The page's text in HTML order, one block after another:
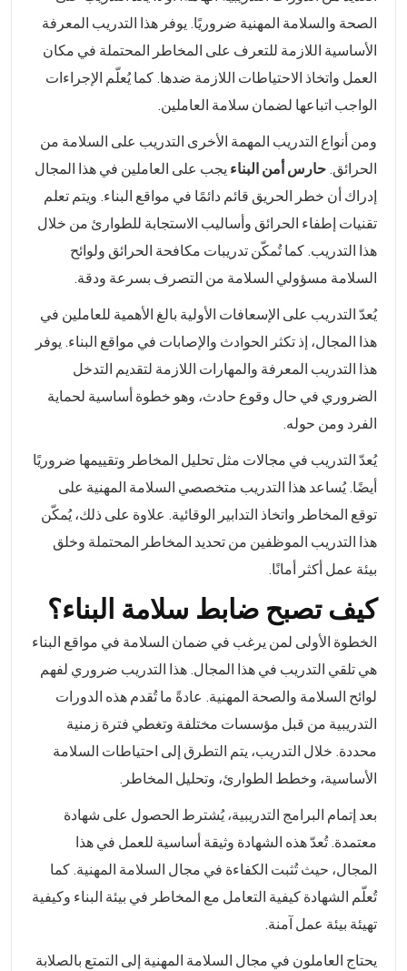
الصحة والسلامة المهنية ضروريًا. يوفر هذا التدريب المعرفة
الأساسية اللازمة للتعرف على المخاطر المحتملة في مكان
العمل واتخاذ الاحتياطات اللازمة ضدها. كما يُعلّم الإجراءات
الواجب اتباعها لضمان سلامة العاملين.
ومن أنواع التدريب المهمة الأخرى التدريب على السلامة من
الحرائق.حارس أمن البناء يجب على العاملين في هذا المجال
إدراك أن خطر الحريق قائم دائمًا في مواقع البناء. ويتم تعلم
تقنيات إطفاء الحرائق وأساليب الاستجابة للطوارئ من خلال
هذا التدريب. كما تُمكّن تدريبات مكافحة الحرائق ولوائح
السلامة مسؤولي السلامة من التصرف بسرعة ودقة.
يُعدّ التدريب على الإسعافات الأولية بالغ الأهمية للعاملين في
هذا المجال، إذ تكثر الحوادث والإصابات في مواقع البناء. يوفر
هذا التدريب المعرفة والمهارات اللازمة لتقديم التدخل
الضروري في حال وقوع حادث، وهو خطوة أساسية لحماية
الفرد ومن حوله.
يُعدّ التدريب في مجالات مثل تحليل المخاطر وتقييمها ضروريًا
أيضًا. يُساعد هذا التدريب متخصصي السلامة المهنية على
توقع المخاطر واتخاذ التدابير الوقائية. علاوة على ذلك، يُمكّن
هذا التدريب الموظفين من تحديد المخاطر المحتملة وخلق
بيئة عمل أكثر أمانًا.
كيف تصبح ضابط سلامة البناء؟
الخطوة الأولى لمن يرغب في ضمان السلامة في مواقع البناء
هي تلقي التدريب في هذا المجال. هذا التدريب ضروري لفهم
لوائح السلامة والصحة المهنية. عادةً ما تُقدم هذه الدورات
التدريبية من قبل مؤسسات مختلفة وتغطي فترة زمنية
محددة. خلال التدريب، يتم التطرق إلى احتياطات السلامة
الأساسية، وخطط الطوارئ، وتحليل المخاطر.
بعد إتمام البرامج التدريبية، يُشترط الحصول على شهادة
معتمدة. تُعدّ هذه الشهادة وثيقة أساسية للعمل في هذا
المجال، حيث تُثبت الكفاءة في مجال السلامة المهنية. كما
تُعلّم الشهادة كيفية التعامل مع المخاطر في بيئة البناء وكيفية
تهيئة بيئة عمل آمنة.
يحتاج العاملون في مجال السلامة المهنية إلى التمتع بالصلابة